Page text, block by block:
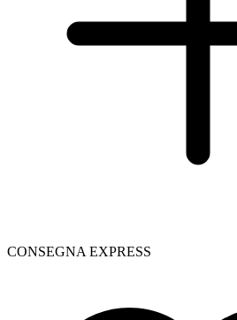
CONSEGNA EXPRESS